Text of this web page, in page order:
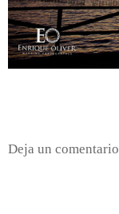
Deja un comentario